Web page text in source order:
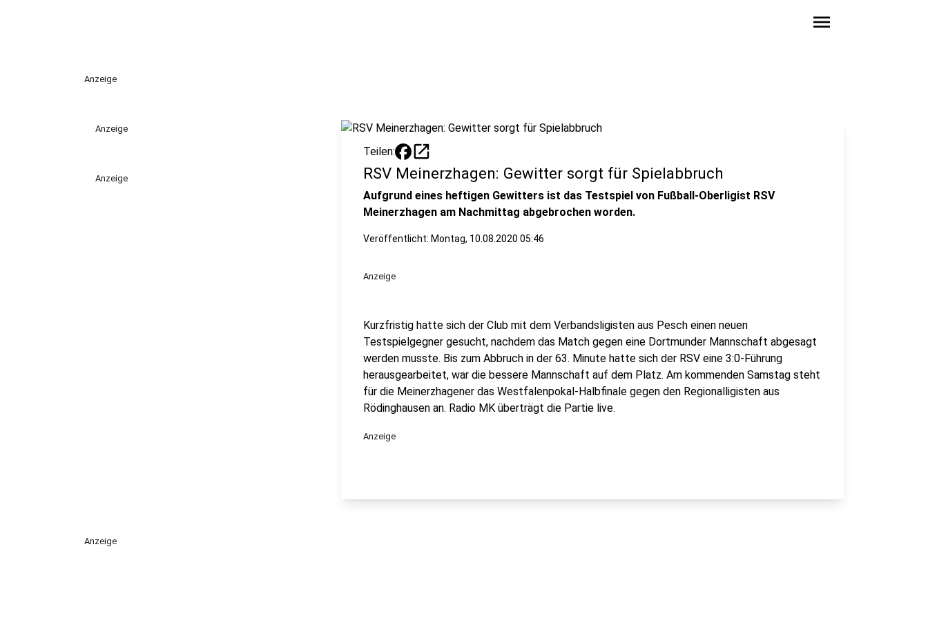
menu
Anzeige
Anzeige
Anzeige
Teilen: open_in_new
RSV Meinerzhagen: Gewitter sorgt für Spielabbruch
Aufgrund eines heftigen Gewitters ist das Testspiel von Fußball-Oberligist RSV
Meinerzhagen am Nachmittag abgebrochen worden.
Veröffentlicht: Montag, 10.08.2020 05:46
Anzeige
Kurzfristig hatte sich der Club mit dem Verbandsligisten aus Pesch einen neuen
Testspielgegner gesucht, nachdem das Match gegen eine Dortmunder Mannschaft abgesagt
werden musste. Bis zum Abbruch in der 63. Minute hatte sich der RSV eine 3:0-Führung
herausgearbeitet, war die bessere Mannschaft auf dem Platz. Am kommenden Samstag steht
für die Meinerzhagener das Westfalenpokal-Halbfinale gegen den Regionalligisten aus
Rödinghausen an. Radio MK überträgt die Partie live.
Anzeige
Anzeige